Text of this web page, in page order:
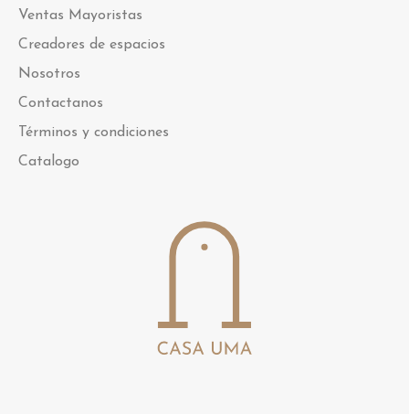
Ventas Mayoristas
Creadores de espacios
Nosotros
Contactanos
Términos y condiciones
Catalogo